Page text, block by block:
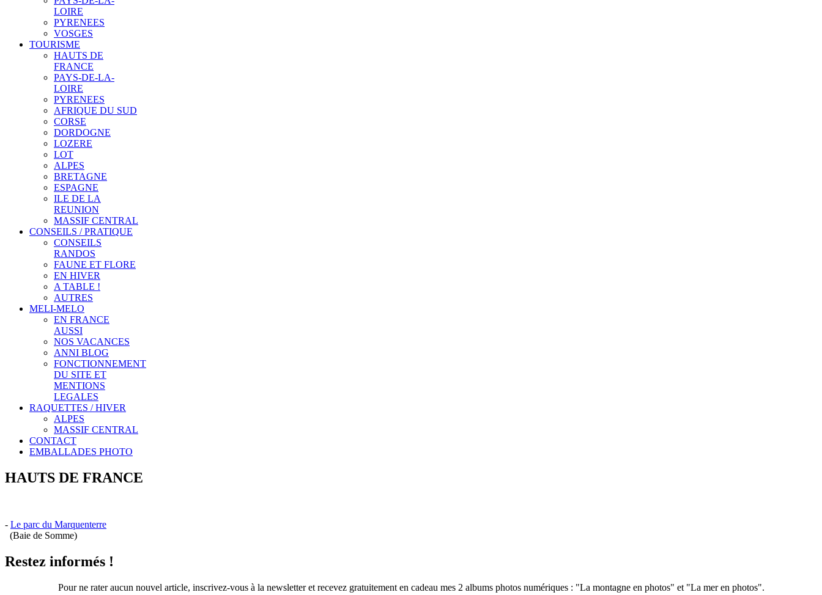
LOIRE
PYRENEES
VOSGES
TOURISME
HAUTS DE
FRANCE
PAYS-DE-LA-
LOIRE
PYRENEES
AFRIQUE DU SUD
CORSE
DORDOGNE
LOZERE
LOT
ALPES
BRETAGNE
ESPAGNE
ILE DE LA
REUNION
MASSIF CENTRAL
CONSEILS / PRATIQUE
CONSEILS
RANDOS
FAUNE ET FLORE
EN HIVER
A TABLE !
AUTRES
MELI-MELO
EN FRANCE
AUSSI
NOS VACANCES
ANNI BLOG
FONCTIONNEMENT
DU SITE ET
MENTIONS
LEGALES
RAQUETTES / HIVER
ALPES
MASSIF CENTRAL
CONTACT
EMBALLADES PHOTO
HAUTS DE FRANCE
- Le parc du Marquenterre
(Baie de Somme)
Restez informés !
Pour ne rater aucun nouvel article, inscrivez-vous à la newsletter et recevez gratuitement en cadeau mes 2 albums photos numériques : "La montagne en photos" et "La mer en photos".